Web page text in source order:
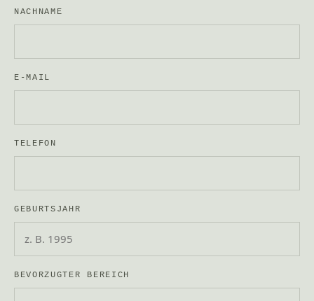
NACHNAME
E-MAIL
TELEFON
GEBURTSJAHR
BEVORZUGTER BEREICH